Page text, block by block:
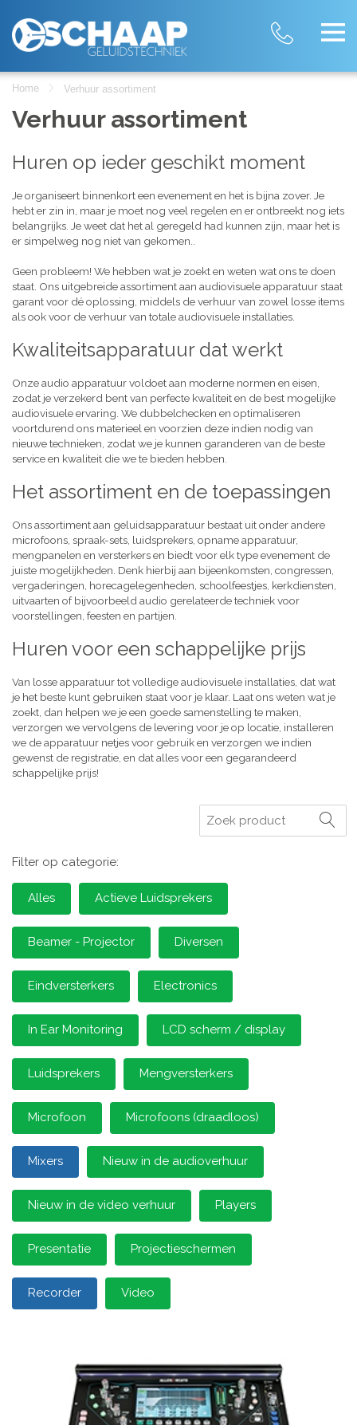
Home Verhuur assortiment
Verhuur assortiment
Huren op ieder geschikt moment
Je organiseert binnenkort een evenement en het is bijna zover. Je
hebt er zin in, maar je moet nog veel regelen en er ontbreekt nog iets
belangrijks. Je weet dat het al geregeld had kunnen zijn, maar het is
er simpelweg nog niet van gekomen..
Geen probleem! We hebben wat je zoekt en weten wat ons te doen
staat. Ons uitgebreide assortiment aan audiovisuele apparatuur staat
garant voor dé oplossing, middels de verhuur van zowel losse items
als ook voor de verhuur van totale audiovisuele installaties.
Kwaliteitsapparatuur dat werkt
Onze audio apparatuur voldoet aan moderne normen en eisen,
zodat je verzekerd bent van perfecte kwaliteit en de best mogelijke
audiovisuele ervaring. We dubbelchecken en optimaliseren
voortdurend ons materieel en voorzien deze indien nodig van
nieuwe technieken, zodat we je kunnen garanderen van de beste
service en kwaliteit die we te bieden hebben.
Het assortiment en de toepassingen
Ons assortiment aan geluidsapparatuur bestaat uit onder andere
microfoons, spraak-sets, luidsprekers, opname apparatuur,
mengpanelen en versterkers en biedt voor elk type evenement de
juiste mogelijkheden. Denk hierbij aan bijeenkomsten, congressen,
vergaderingen, horecagelegenheden, schoolfeestjes, kerkdiensten,
uitvaarten of bijvoorbeeld audio gerelateerde techniek voor
voorstellingen, feesten en partijen.
Huren voor een schappelijke prijs
Van losse apparatuur tot volledige audiovisuele installaties, dat wat
je het beste kunt gebruiken staat voor je klaar. Laat ons weten wat je
zoekt, dan helpen we je een goede samenstelling te maken,
verzorgen we vervolgens de levering voor je op locatie, installeren
we de apparatuur netjes voor gebruik en verzorgen we indien
gewenst de registratie, en dat alles voor een gegarandeerd
schappelijke prijs!
Zoeken
Filter op categorie:
Alles Actieve Luidsprekers
Beamer - Projector Diversen
Eindversterkers Electronics
In Ear Monitoring LCD scherm / display
Luidsprekers Mengversterkers
Microfoon Microfoons (draadloos)
Mixers Nieuw in de audioverhuur
Nieuw in de video verhuur Players
Presentatie Projectieschermen
Recorder Video